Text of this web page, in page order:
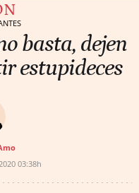
basta, dejen
estupideces
03:38h